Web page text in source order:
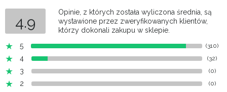
4.9
Opinie, z których została wyliczona średnia, są
wystawione przez zweryfikowanych klientów,
którzy dokonali zakupu w sklepie.
5
(310)
4 (32)
3 (0)
2 (0)